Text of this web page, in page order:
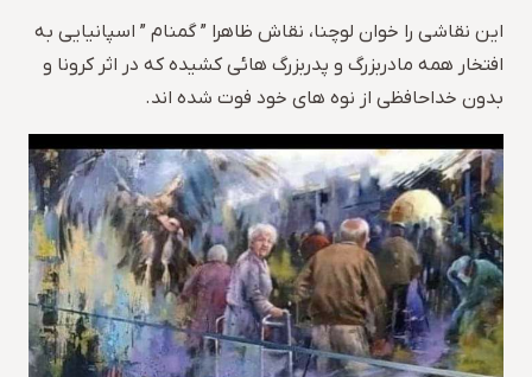
این نقاشی را خوان لوچنا، نقاش ظاهرا ” گمنام ” اسپانیایی به
افتخار همه مادربزرگ و پدربزرگ هائی کشیده که در اثر کرونا و
بدون خداحافظی از نوه های خود فوت شده اند.